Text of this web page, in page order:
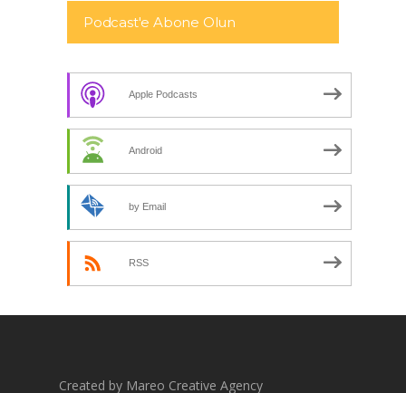
Podcast'e Abone Olun
Apple Podcasts
Android
by Email
RSS
Created by Mareo Creative Agency